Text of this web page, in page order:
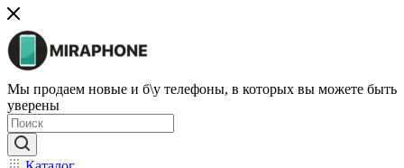
Мы продаем новые и б\у телефоны, в которых вы можете быть
уверены